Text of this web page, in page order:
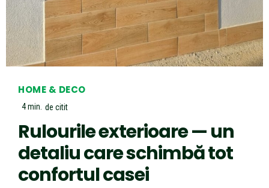
HOME & DECO
4min. de citit
Rulourile exterioare — un
detaliu care schimbă tot
confortul casei